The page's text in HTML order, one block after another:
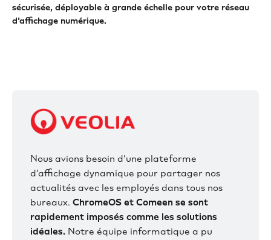
sécurisée, déployable à grande échelle pour votre réseau
d'affichage numérique.
Nous avions besoin d'une plateforme
d'affichage dynamique pour partager nos
actualités avec les employés dans tous nos
bureaux. ChromeOS et Comeen se sont
rapidement imposés comme les solutions
idéales. Notre équipe informatique a pu